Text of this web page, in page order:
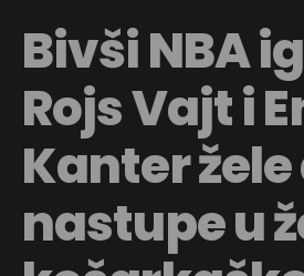
Bivši NBA
Rojs Vajt i
Kanter
nastupe u